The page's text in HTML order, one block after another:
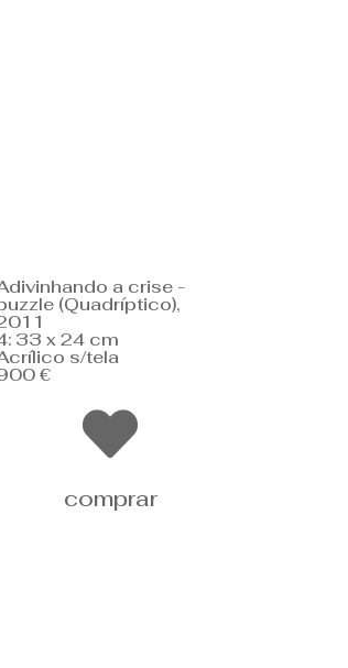
a crise -
(Quadríptico),
33 x 24 cm
s/tela
€
comprar